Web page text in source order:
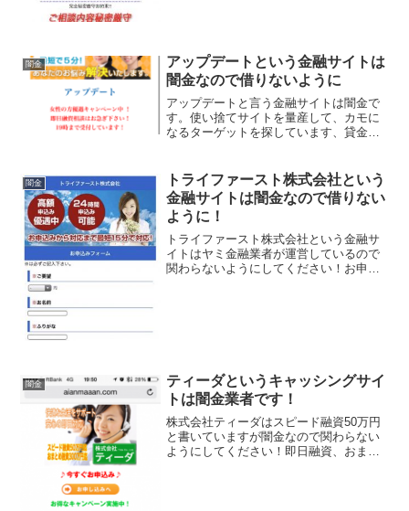
闇金
アップデートという金融サイトは
闇金なので借りないように
アップデートと言う金融サイトは闇金で
す。使い捨てサイトを量産して、カモに
なるターゲットを探しています、貸金会
業者なので、絶対に申し込まないように
してください。今現在金融...
闇金
トライファースト株式会社という
金融サイトは闇金なので借りない
ように！
トライファースト株式会社という金融サ
イトはヤミ金融業者が運営しているので
関わらないようにしてください！お申込
闇金
ティーダというキャッシングサイ
トは闇金業者です！
株式会社ティーダはスピード融資50万円
と書いていますが闇金なので関わらない
ようにしてください！即日融資、おまと